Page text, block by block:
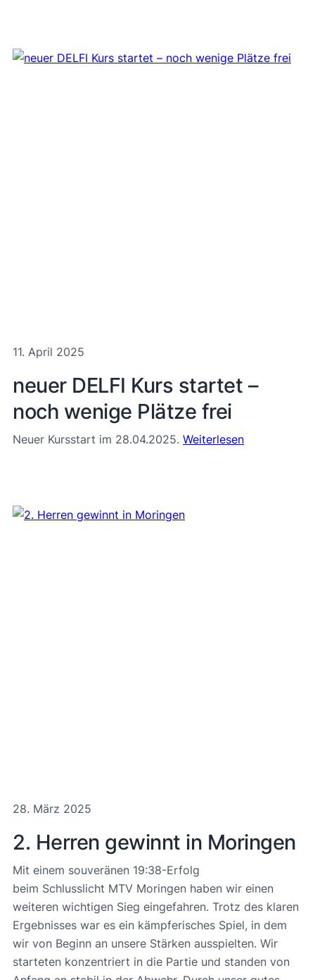
11. April 2025
neuer DELFI Kurs startet –
noch wenige Plätze frei
Neuer Kursstart im 28.04.2025. Weiterlesen
28. März 2025
2. Herren gewinnt in Moringen
Mit einem souveränen 19:38-Erfolg
beim Schlusslicht MTV Moringen haben wir einen
weiteren wichtigen Sieg eingefahren. Trotz des klaren
Ergebnisses war es ein kämpferisches Spiel, in dem
wir von Beginn an unsere Stärken ausspielten. Wir
starteten konzentriert in die Partie und standen von